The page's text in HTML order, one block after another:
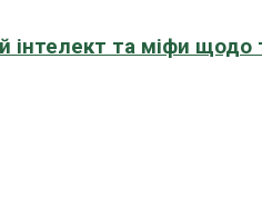
інтелект та міфи щодо